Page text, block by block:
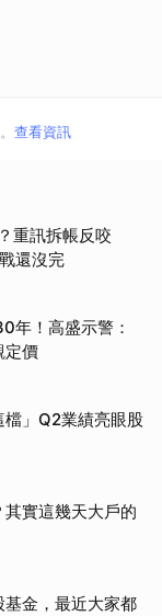
查看資訊
重訊拆帳反咬
還沒完
年！高盛示警：
定價
」Q2業績亮眼股
實這幾天大戶的
金，最近大家都